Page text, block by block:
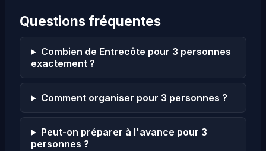
Questions fréquentes
Combien de Entrecôte pour 3 personnes
exactement ?
Comment organiser pour 3 personnes ?
Peut-on préparer à l'avance pour 3
personnes ?